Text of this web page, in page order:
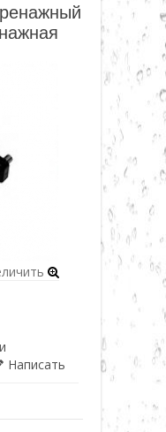
Написать